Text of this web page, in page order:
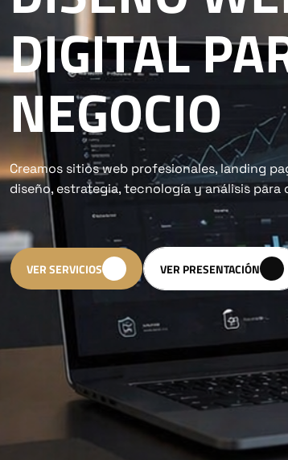
DIGITAL
NEGOCIO
Creamos sitios web profesionales, landing
diseño, estrategia, tecnología y análisis
VER SERVICIOS VER PRESENTACIÓN